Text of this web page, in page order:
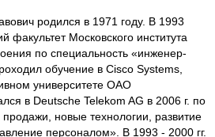
родился в 1971 году. В 1993
факультет Московского института
по специальность «инженер-
обучение в Cisco Systems,
университете ОАО
в Deutsche Telekom AG в 2006 г. по
новые технологии, развитие
персоналом». В 1993 - 2000 гг.